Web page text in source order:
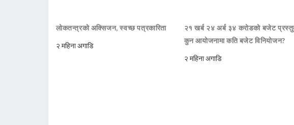
लोकतन्त्रको अक्सिजन, स्वच्छ पत्रकारिता
२ महिना अगाडि
२१ खर्ब २४ अर्ब ३४ करोडको बजेट
कुन आयोजनामा कति बजेट विनियोजन?
२ महिना अगाडि